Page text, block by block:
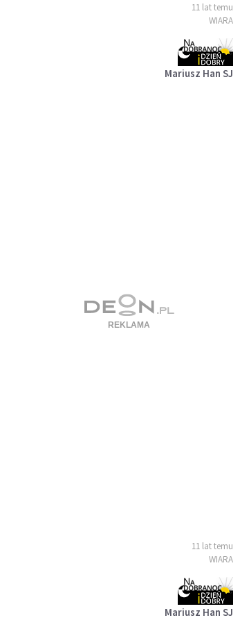
11 lat temu
WIARA
Mariusz Han SJ
11 lat temu
WIARA
Mariusz Han SJ